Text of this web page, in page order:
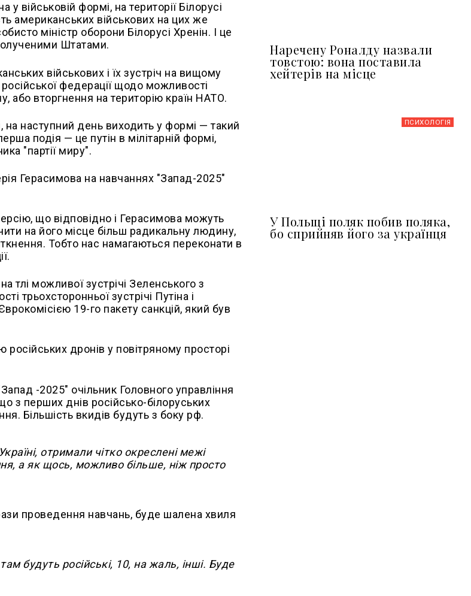
військовій формі, на території Білорусі
американських військових на цих же
міністр оборони Білорусі Хренін. І це
Штатами.
військових і їх зустріч на вищому
федерації щодо можливості
або вторгнення на територію країн НАТО.
на наступний день виходить у формі — такий
подія — це путін в мілітарній формі,
"партії миру".
Герасимова на навчаннях "Запад-2025"
що відповідно і Герасимова можуть
на його місце більш радикальну людину,
Тобто нас намагаються переконати в
тлі можливої зустрічі Зеленського з
трьохсторонньої зустрічі Путіна і
19-го пакету санкцій, який був
дронів у повітряному просторі
-2025" очільник Головного управління
з перших днів російсько-білоруських
Більшість вкидів будуть з боку рф.
отримали чітко окреслені межі
а як щось, можливо більше, ніж просто
проведення навчань, буде шалена хвиля
будуть російські, 10, на жаль, інші. Буде
Наречену Роналду назвали
товстою: вона поставила
хейтерів на місце
ПСИХОЛОГІЯ
У Польщі поляк побив поляка,
бо сприйняв його за українця